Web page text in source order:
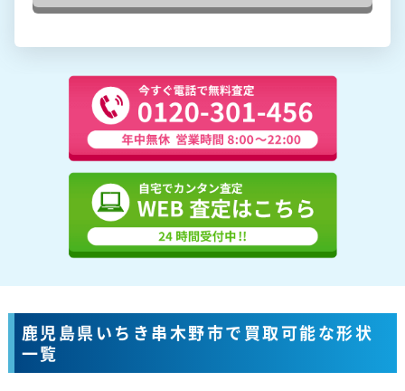
鹿児島県いちき串木野市で買取可能な形状
一覧